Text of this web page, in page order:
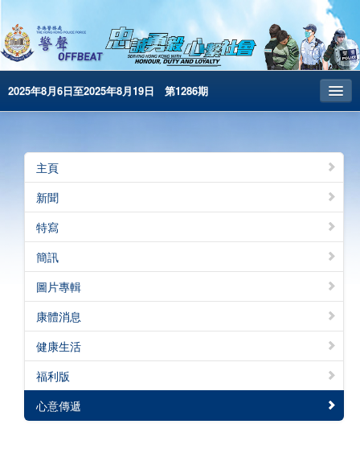
2025年8月6日至2025年8月19日 第1286期
昔日警聲
警務處主頁
简体版
English
電子書版
警聲特刊
主頁
新聞
特寫
簡訊
圖片專輯
康體消息
健康生活
福利版
心意傳遞